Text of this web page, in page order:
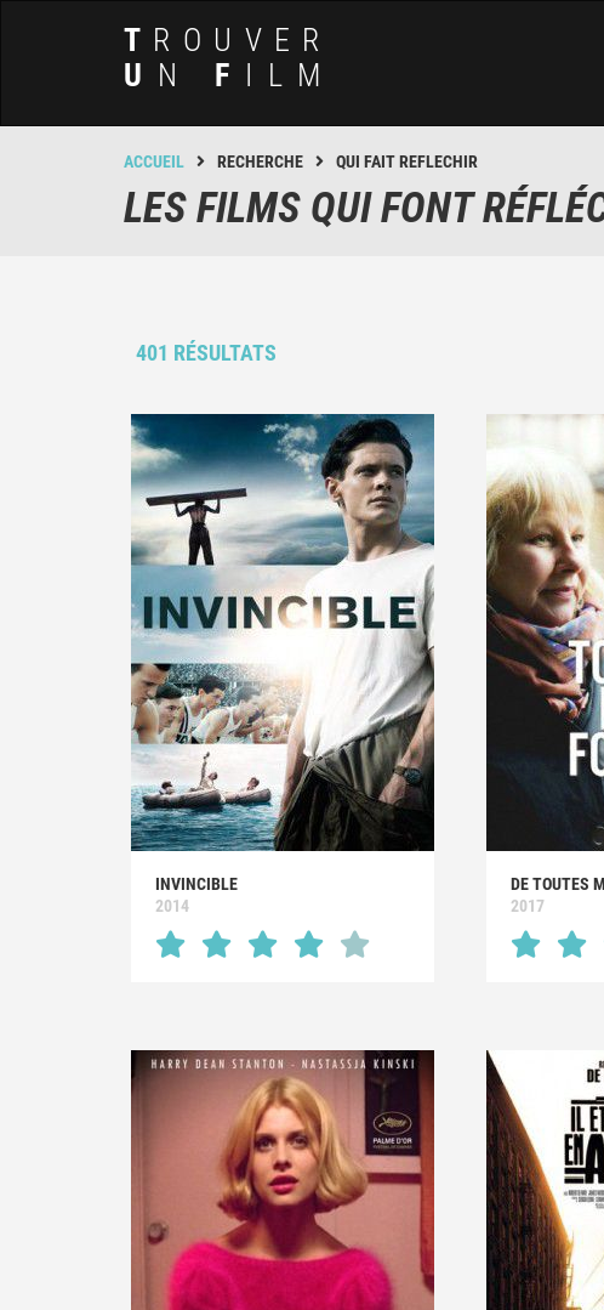
T ROUVER
U N F ILM
ACCUEIL RECHERCHE QUI FAIT REFLECHIR
LES FILMS QUI FONT
401 RÉSULTATS
INVINCIBLE
2014
DE TOUTES
2017